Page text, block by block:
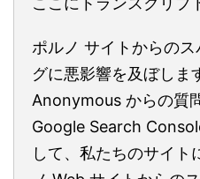
ポルノ サイトからの
グに悪影響を及ぼしま
Anonymous からの質
Google Search
して、私たちのサイト